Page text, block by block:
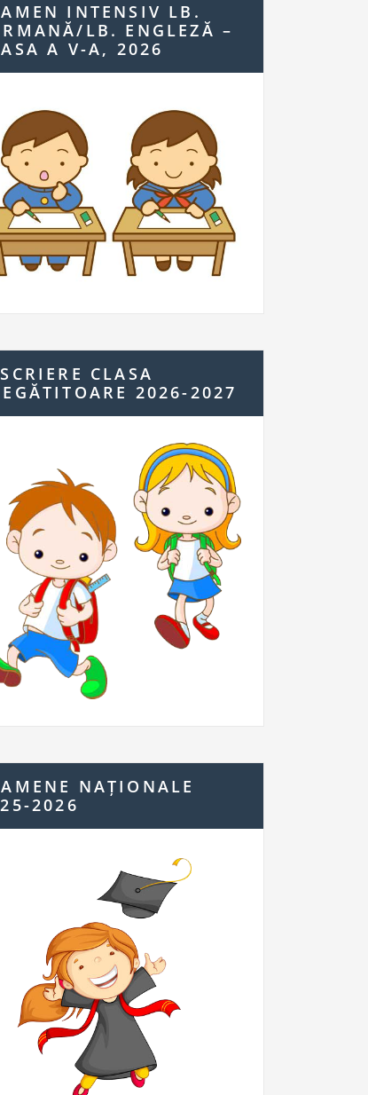
INTENSIV LB.
LB. ENGLEZĂ –
A V-A, 2026
CLASA
2026-2027
NAȚIONALE
2026